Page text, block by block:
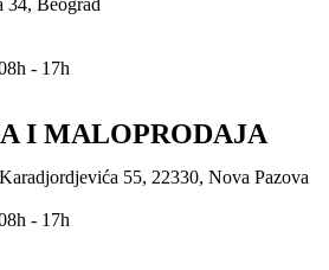
34, Beograd
- 17h
I MALOPRODAJA
55, 22330, Nova Pazova
- 17h